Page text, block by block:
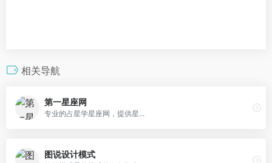
相关导航
第一星座网
专业的占星学星座网，提供星...
图说设计模式